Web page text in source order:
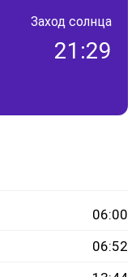
Заход солнца
21:29
06:00
06:52